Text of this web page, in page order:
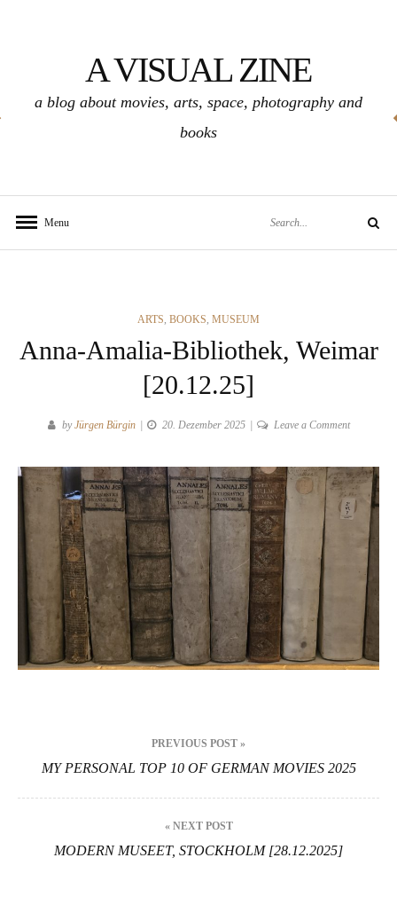
A VISUAL ZINE
a blog about movies, arts, space, photography and
books
Menu Search
CATEGORIES
ARTS, BOOKS, MUSEUM
Anna-Amalia-Bibliothek, Weimar
[20.12.25]
byJürgen Bürgin 20. Dezember 2025 Leave a Commenton
Bibliothek,
Weimar
[20.12.25]
PREVIOUS POST »
MY PERSONAL TOP 10 OF GERMAN MOVIES 2025
« NEXT POST
MODERN MUSEET, STOCKHOLM [28.12.2025]